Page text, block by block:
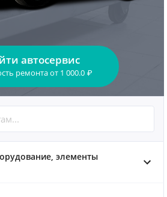
автосервис
ремонтаот 1 000.0 ₽
элементы